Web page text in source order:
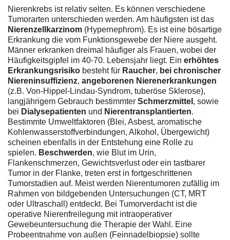
Nierenkrebs ist relativ selten. Es können verschiedene
Tumorarten unterschieden werden. Am häufigsten ist das
Nierenzellkarzinom (Hypernephrom). Es ist eine bösartige
Erkrankung die vom Funktionsgewebe der Niere ausgeht.
Männer erkranken dreimal häufiger als Frauen, wobei der
Häufigkeitsgipfel im 40-70. Lebensjahr liegt. Ein erhöhtes
Erkrankungsrisiko besteht für Raucher, bei chronischer
Niereninsuffizienz, angeborenen Nierenerkrankungen
(z.B. Von-Hippel-Lindau-Syndrom, tuberöse Sklerose),
langjährigem Gebrauch bestimmter Schmerzmittel , sowie
bei Dialysepatienten und Nierentransplantierten.
Bestimmte Umweltfaktoren (Blei, Asbest, aromatische
Kohlenwasserstoffverbindungen, Alkohol, Übergewicht)
scheinen ebenfalls in der Entstehung eine Rolle zu
spielen. Beschwerden, wie Blut im Urin,
Flankenschmerzen, Gewichtsverlust oder ein tastbarer
Tumor in der Flanke, treten erst in fortgeschrittenen
Tumorstadien auf. Meist werden Nierentumoren zufällig im
Rahmen von bildgebenden Untersuchungen (CT, MRT
oder Ultraschall) entdeckt. Bei Tumorverdacht ist die
operative Nierenfreilegung mit intraoperativer
Gewebeuntersuchung die Therapie der Wahl. Eine
Probeentnahme von außen (Feinnadelbiopsie) sollte